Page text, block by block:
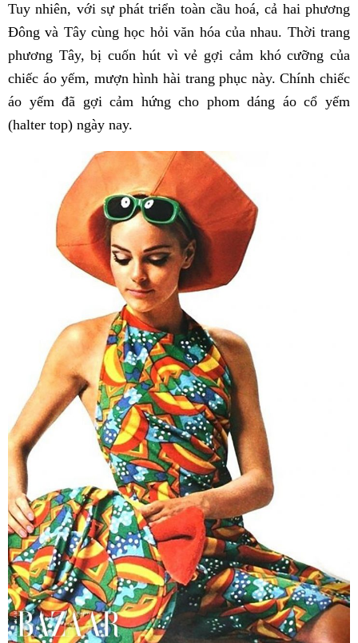
Tuy nhiên, với sự phát triển toàn cầu hoá, cả hai phương
Đông và Tây cùng học hỏi văn hóa của nhau. Thời trang
phương Tây, bị cuốn hút vì vẻ gợi cảm khó cưỡng của
chiếc áo yếm, mượn hình hài trang phục này. Chính chiếc
áo yếm đã gợi cảm hứng cho phom dáng áo cổ yếm
(halter top) ngày nay.